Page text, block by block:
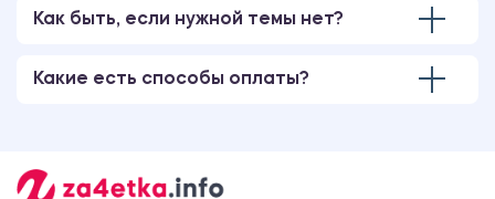
Как быть, если нужной темы нет?
Какие есть способы оплаты?